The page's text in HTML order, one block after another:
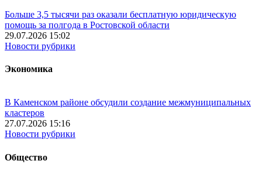
Больше 3,5 тысячи раз оказали бесплатную юридическую
помощь за полгода в Ростовской области
29.07.2026 15:02
Новости рубрики
Экономика
В Каменском районе обсудили создание межмуниципальных
кластеров
27.07.2026 15:16
Новости рубрики
Общество